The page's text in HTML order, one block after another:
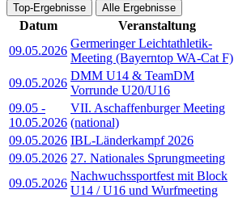
Top-Ergebnisse
Alle Ergebnisse
Datum Veranstaltung
09.05.2026
Germeringer Leichtathletik-
Meeting (Bayerntop WA-Cat F)
09.05.2026
DMM U14 & TeamDM
Vorrunde U20/U16
09.05 -
10.05.2026
VII. Aschaffenburger Meeting
(national)
09.05.2026 IBL-Länderkampf 2026
09.05.2026 27. Nationales Sprungmeeting
09.05.2026
Nachwuchssportfest mit Block
U14 / U16 und Wurfmeeting